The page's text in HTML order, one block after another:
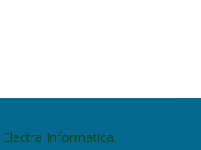
Electra Informatica.